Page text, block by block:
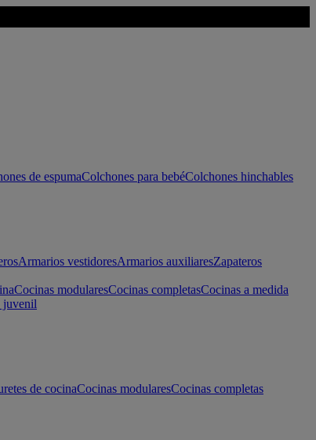
de espumaColchones para bebéColchones hinchables
Armarios vestidoresArmarios auxiliaresZapateros
Cocinas modularesCocinas completasCocinas a medida
juvenil
de cocinaCocinas modularesCocinas completas